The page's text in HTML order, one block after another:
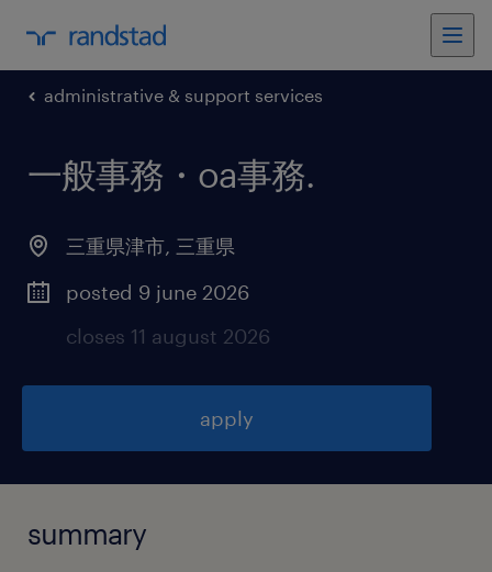
administrative & support services
一般事務・oa事務.
三重県津市, 三重県
posted 9 june 2026
closes 11 august 2026
apply
summary